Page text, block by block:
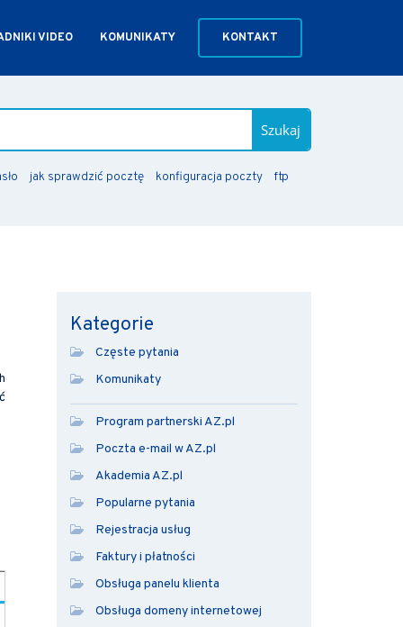
VIDEO KOMUNIKATY KONTAKT
Szukaj
jak sprawdzić pocztę konfiguracja poczty ftp
Kategorie
Częste pytania
Komunikaty
Program partnerski AZ.pl
Poczta e-mail w AZ.pl
Akademia AZ.pl
Popularne pytania
Rejestracja usług
Faktury i płatności
Obsługa panelu klienta
Obsługa domeny internetowej